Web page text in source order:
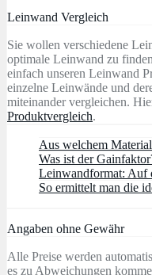
Leinwand Vergleich
Sie wollen verschiedene
optimale Leinwand zu
einfach unseren Leinwand
einzelne Leinwände und
miteinander vergleichen.
Produktvergleich.
Aus welchem
Was ist der
Leinwandformat: Auf
So ermittelt man die
Angaben ohne Gewähr
Alle Preise werden
es zu Abweichungen